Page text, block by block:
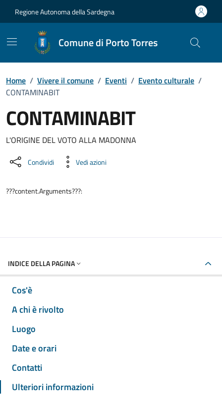
Regione Autonoma della Sardegna
Comune di Porto Torres
Home / Vivere il comune / Eventi / Evento culturale /
CONTAMINABIT
CONTAMINABIT
Dettaglio dell'evento
L'ORIGINE DEL VOTO ALLA MADONNA
Condividi Vedi azioni
???content.Arguments???:
INDICE DELLA PAGINA
Cos'è
A chi è rivolto
Luogo
Date e orari
Contatti
Ulteriori informazioni